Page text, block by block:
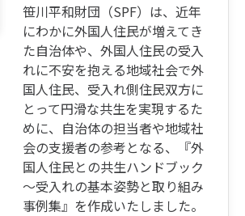
笹川平和財団（SPF）は、近年
にわかに外国人住民が増えてき
た自治体や、外国人住民の受入
れに不安を抱える地域社会で外
国人住民、受入れ側住民双方に
とって円滑な共生を実現するた
めに、自治体の担当者や地域社
会の支援者の参考となる、『外
国人住民との共生ハンドブック
～受入れの基本姿勢と取り組み
事例集』を作成いたしました。